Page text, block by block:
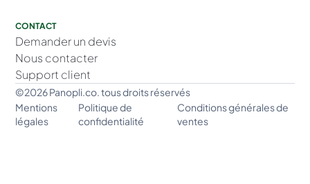
CONTACT
Demander un devis
Nous contacter
Support client
©2026 Panopli.co. tous droits réservés
Mentions
légales
Politique de
confidentialité
Conditions générales de
ventes